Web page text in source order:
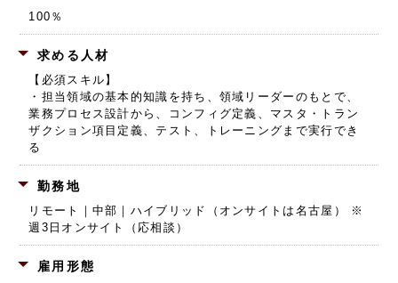
100％
求める人材
【必須スキル】
・担当領域の基本的知識を持ち、領域リーダーのもとで、
業務プロセス設計から、コンフィグ定義、マスタ・トラン
ザクション項目定義、テスト、トレーニングまで実行でき
る
勤務地
リモート｜中部｜ハイブリッド（オンサイトは名古屋） ※
週3日オンサイト（応相談）
雇用形態